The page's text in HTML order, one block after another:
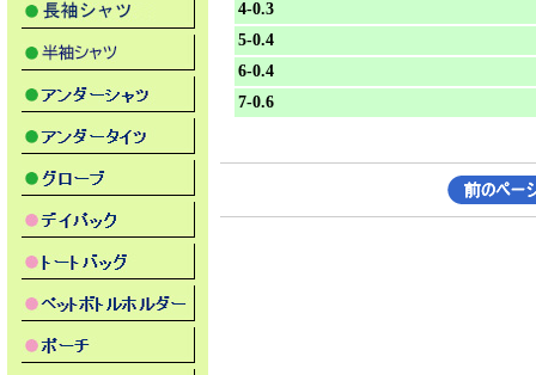
4-0.3
5-0.4
6-0.4
7-0.6